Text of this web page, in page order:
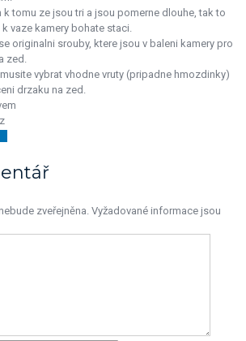
k tomu ze jsou tri a jsou pomerne dlouhe, tak to
vaze kamery bohate staci.
originalni srouby, ktere jsou v baleni kamery pro
zed.
vybrat vhodne vruty (pripadne hmozdinky)
drzaku na zed.
zveřejněna. Vyžadované informace jsou